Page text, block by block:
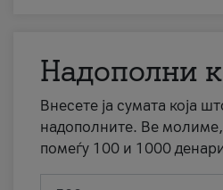
Надополни
Внесете ја сумата која
надополните. Ве молиме,
помеѓу 100 и 1000